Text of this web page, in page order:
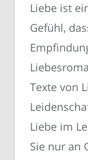
Liebe ist
Gefühl,
Texte von
Liebe im
Sie nur an